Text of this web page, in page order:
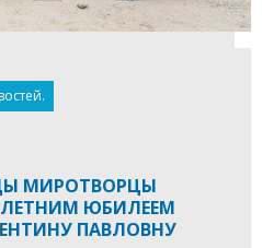
МИРОТВОРЦЫ
ЮБИЛЕЕМ
ПАВЛОВНУ